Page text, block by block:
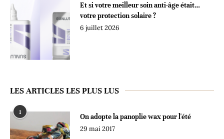
Et si votre meilleur soin anti-âge était…
votre protection solaire ?
6 juillet 2026
LES ARTICLES LES PLUS LUS
1
On adopte la panoplie wax pour l'été
29 mai 2017